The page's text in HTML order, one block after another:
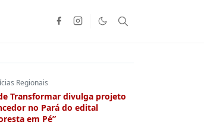
Regionais
Transformar divulga projeto
no Pará do edital
em Pé”